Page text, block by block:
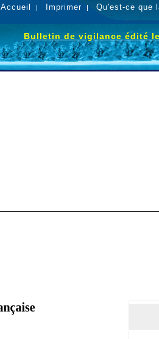
Accueil | Imprimer | Qu'est-ce que
Bulletin de vigilance édité